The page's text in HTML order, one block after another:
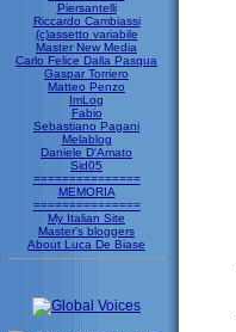
Piersantelli
Riccardo Cambiassi
(c)assetto variabile
Master New Media
Carlo Felice Dalla Pasqua
Gaspar Torriero
Matteo Penzo
ImLog
Fabio
Sebastiano Pagani
Melablog
Daniele D'Amato
Sid05
===============
MEMORIA
===============
My Italian Site
Master's bloggers
About Luca De Biase